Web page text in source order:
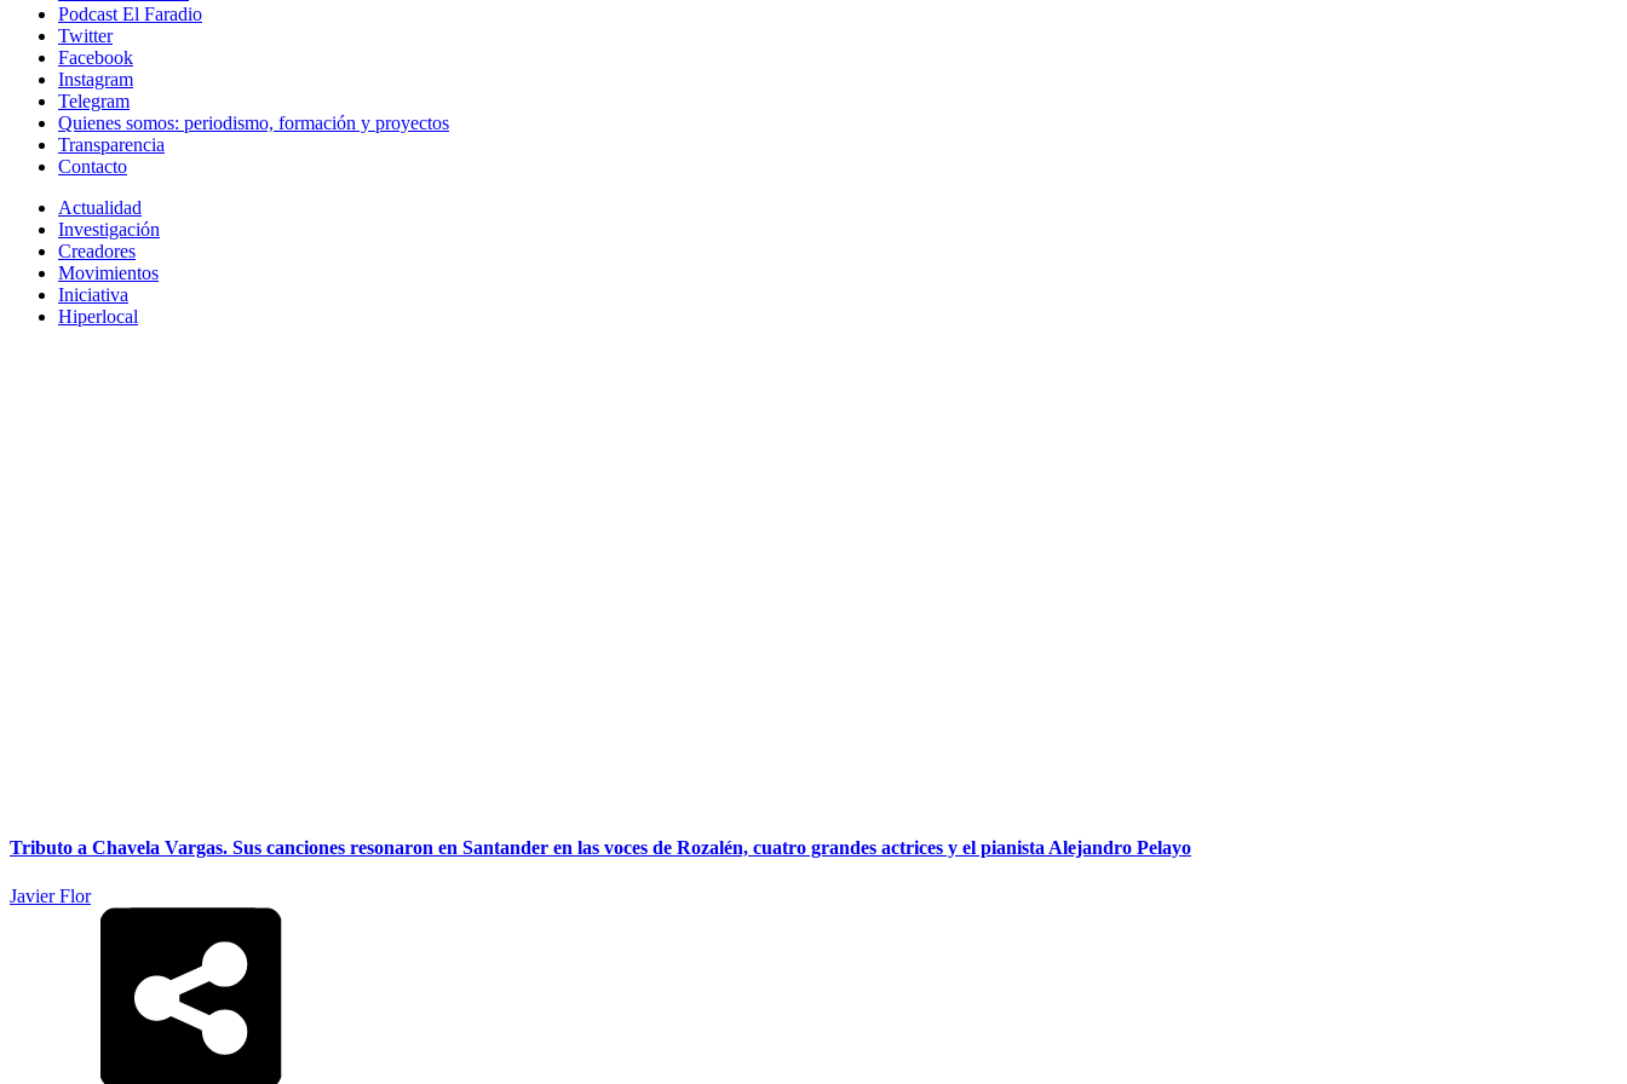
Podcast El Faradio
Twitter
Facebook
Instagram
Telegram
Quienes somos: periodismo, formación y proyectos
Transparencia
Contacto
Actualidad
Investigación
Creadores
Movimientos
Iniciativa
Hiperlocal
Tributo a Chavela Vargas. Sus canciones resonaron en Santander en las voces de Rozalén, cuatro grandes actrices y el pianista Alejandro Pelayo
Javier Flor